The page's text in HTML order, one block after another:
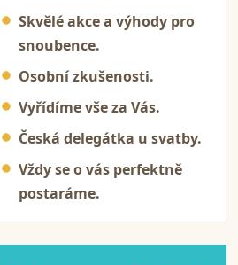
Skvělé akce a výhody pro
snoubence.
Osobní zkušenosti.
Vyřídíme vše za Vás.
Česká delegátka u svatby.
Vždy se o vás perfektně
postaráme.